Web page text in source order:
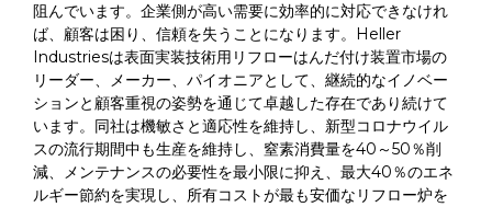
阻んでいます。企業側が高い需要に効率的に対応できなけれ
ば、顧客は困り、信頼を失うことになります。Heller
Industriesは表面実装技術用リフローはんだ付け装置市場の
リーダー、メーカー、パイオニアとして、継続的なイノベー
ションと顧客重視の姿勢を通じて卓越した存在であり続けて
います。同社は機敏さと適応性を維持し、新型コロナウイル
スの流行期間中も生産を維持し、窒素消費量を40～50％削
減、メンテナンスの必要性を最小限に抑え、最大40％のエネ
ルギー節約を実現し、所有コストが最も安価なリフロー炉を